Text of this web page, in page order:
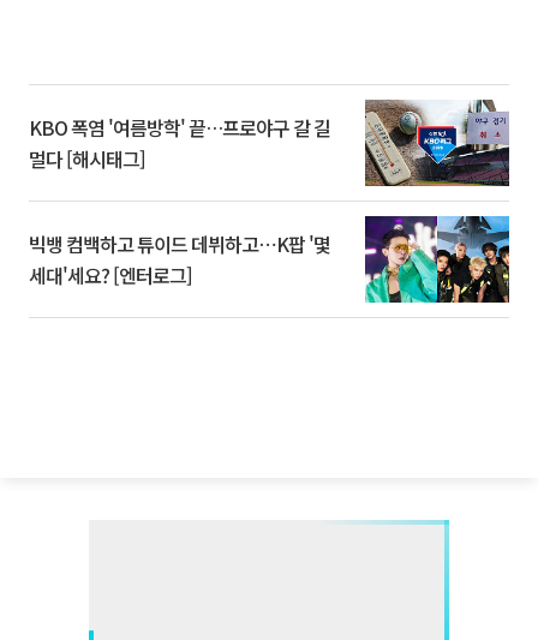
KBO 폭염 '여름방학' 끝…프로야구 갈 길
멀다 [해시태그]
빅뱅 컴백하고 튜이드 데뷔하고⋯K팝 '몇
세대'세요? [엔터로그]